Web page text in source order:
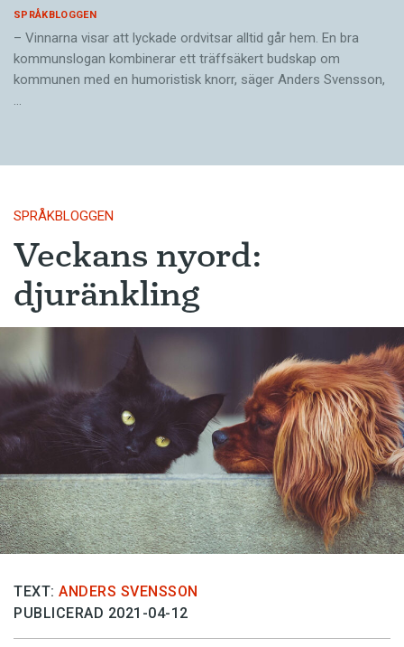
SPRÅKBLOGGEN
– Vinnarna visar att lyckade ordvitsar alltid går hem. En bra
kommunslogan kombinerar ett träffsäkert budskap om
kommunen med en humoristisk knorr, säger Anders Svensson,
…
SPRÅKBLOGGEN
Veckans nyord:
djuränkling
TEXT: ANDERS SVENSSON
PUBLICERAD 2021-04-12